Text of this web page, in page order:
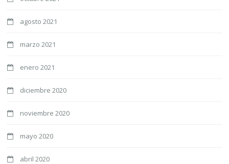
agosto 2021
marzo 2021
enero 2021
diciembre 2020
noviembre 2020
mayo 2020
abril 2020